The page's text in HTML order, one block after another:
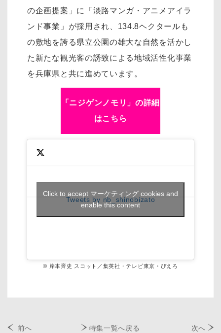
の企画提案」に「淡路マンガ・アニメアイラ
ンド事業」が採用され、134.8ヘクタールも
の敷地を誇る県立公園の雄大な自然を活かし
た新たな観光客の誘致による地域活性化事業
を兵庫県と共に進めています。
「ニジゲンノモリ」の詳細
はこちら
Tweets by nb_shinobizato
Click to accept マーケティング cookies and
enable this content
© 岸本斉史 スコット／集英社・テレビ東京・ぴえろ
前へ 特集一覧へ戻る 次へ